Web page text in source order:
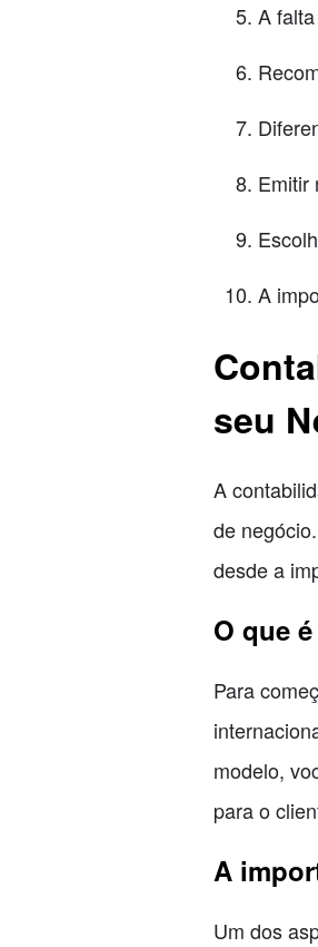
A
Emitir
A
seu
A
de
desde a
O que
Para
modelo,
para o
A
Um dos